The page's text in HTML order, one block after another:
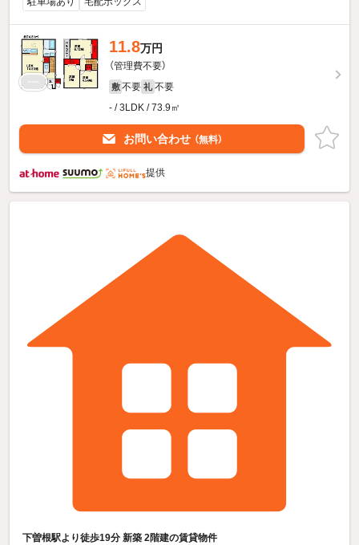
11.8万円
（管理費不要）
敷 不要 礼 不要
- / 3LDK / 73.9㎡
お問い合わせ （無料）
提供
下曽根駅より徒歩19分 新築 2階建の賃貸物件